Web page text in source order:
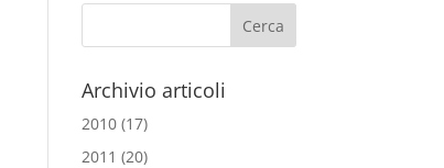
Archivio articoli
2010 (17)
2011 (20)